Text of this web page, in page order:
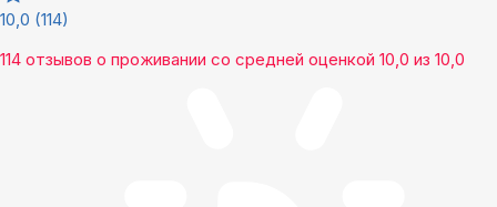
10,0 (114)
114 отзывов о проживании со средней оценкой 10,0 из 10,0